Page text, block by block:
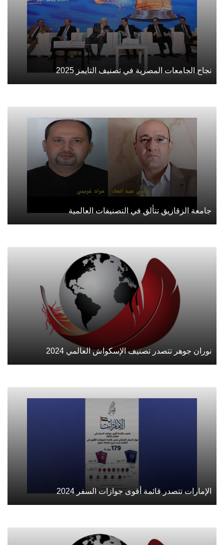
نجاح الجامعات المصرية في تصنيف التايمز 2025
جامعة الزقازيق تتألق في التصنيفات العالمية
نوران جوهر تتصدر تصنيف الإسكواش العالمي 2024
الإمارات تتصدر قائمة أقوى جوازات السفر 2024